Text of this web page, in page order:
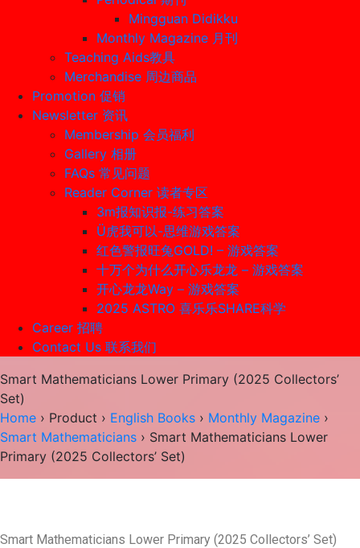
Mingguan Didikku
Monthly Magazine 月刊
Teaching Aids教具
Merchandise 周边商品
Promotion 促销
Newsletter 资讯
Membership 会员福利
Gallery 相册
FAQs 常见问题
Reader Corner 读者专区
3m报知识报-练习答案
Ü虎我可以-思维游戏答案
红色警报旺兔GOLD! – 游戏答案
十万个为什么开心乐龙龙 – 游戏答案
开心龙龙Way – 游戏答案
2025 ASTRO 喜乐乐SHARE科学
Career 招聘
Contact Us 联系我们
Smart Mathematicians Lower Primary (2025 Collectors’
Set)
Home › Product › English Books › Monthly Magazine ›
Smart Mathematicians › Smart Mathematicians Lower
Primary (2025 Collectors’ Set)
Smart Mathematicians Lower Primary (2025 Collectors’ Set)